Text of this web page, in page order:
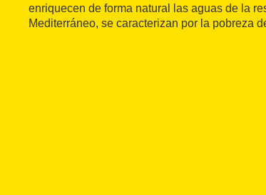
enriquecen de forma natural las aguas de la
Mediterráneo, se caracterizan por la pobreza